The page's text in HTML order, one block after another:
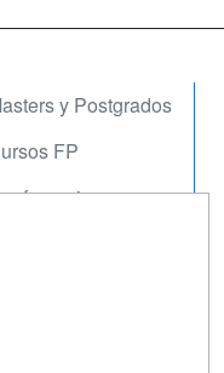
y Postgrados
FP